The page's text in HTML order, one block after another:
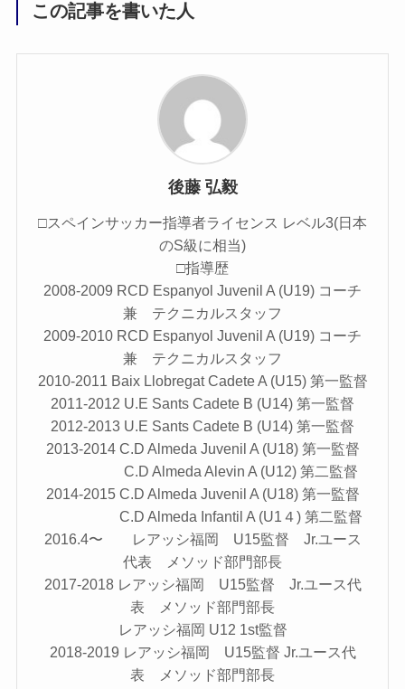
この記事を書いた人
後藤 弘毅
□スペインサッカー指導者ライセンス レベル3(日本
のS級に相当)
□指導歴
2008-2009 RCD Espanyol Juvenil A (U19) コーチ
兼 テクニカルスタッフ
2009-2010 RCD Espanyol Juvenil A (U19) コーチ
兼 テクニカルスタッフ
2010-2011 Baix Llobregat Cadete A (U15) 第一監督
2011-2012 U.E Sants Cadete B (U14) 第一監督
2012-2013 U.E Sants Cadete B (U14) 第一監督
2013-2014 C.D Almeda Juvenil A (U18) 第一監督
C.D Almeda Alevin A (U12) 第二監督
2014-2015 C.D Almeda Juvenil A (U18) 第一監督
C.D Almeda Infantil A (U1４) 第二監督
2016.4〜 レアッシ福岡 U15監督 Jr.ユース
代表 メソッド部門部長
2017-2018 レアッシ福岡 U15監督 Jr.ユース代
表 メソッド部門部長
レアッシ福岡 U12 1st監督
2018-2019 レアッシ福岡 U15監督 Jr.ユース代
表 メソッド部門部長